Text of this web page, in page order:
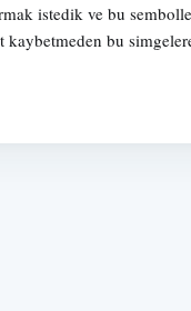
istedik ve bu
bu